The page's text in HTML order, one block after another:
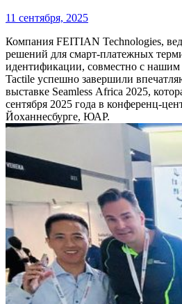
11 сентября, 2025
Компания FEITIAN Technologies,
решений для смарт-платежных
идентификации, совместно с
Tactile успешно завершили
выставке Seamless Africa 2025,
сентября 2025 года в конференц-
Йоханнесбурге, ЮАР.